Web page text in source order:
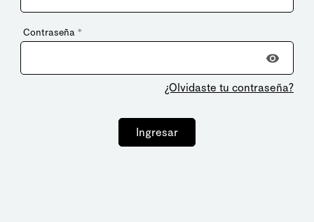
Contraseña *
¿Olvidaste tu contraseña?
Ingresar